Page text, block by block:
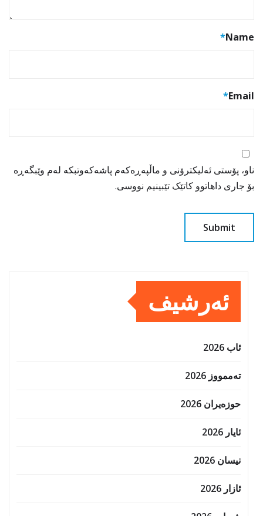
Name
*
Email
*
ناو، پۆستی ئەلیکترۆنی و ماڵپەڕەکەم پاشەکەوتبکە لەم وێبگەڕە
بۆ جاری داهاتوو کاتێک تێبینیم نووسی.
ئەرشیف
ئاب 2026
تەممووز 2026
حوزه‌یران 2026
ئایار 2026
نیسان 2026
ئازار 2026